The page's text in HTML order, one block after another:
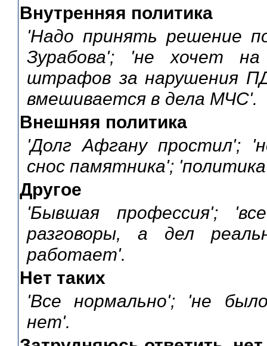
Внутренняя политика
'Надо принять решение
Зурабова'; 'не хочет
штрафов за нарушения
вмешивается в дела МЧС'.
Внешняя политика
'Долг Афгану простил';
снос памятника';
Другое
'Бывшая профессия';
разговоры, а дел
работает'.
Нет таких
'Все нормально'; 'не
нет'.